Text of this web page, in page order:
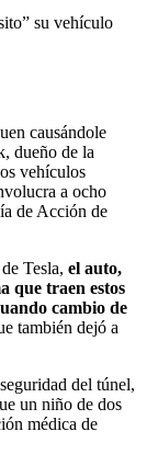
su vehículo
causándole
dueño de la
vehículos
a ocho
de Acción de
Tesla, el auto,
que traen estos
cambio de
también dejó a
del túnel,
un niño de dos
médica de